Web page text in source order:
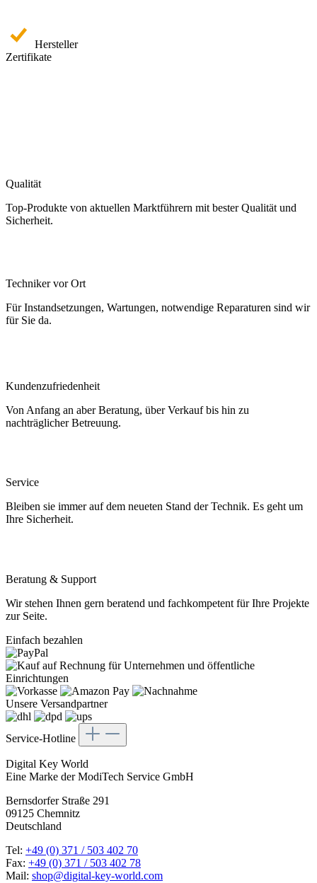
Hersteller
Zertifikate
Qualität
Top-Produkte von aktuellen Marktführern mit bester Qualität und
Sicherheit.
Techniker vor Ort
Für Instandsetzungen, Wartungen, notwendige Reparaturen sind wir
für Sie da.
Kundenzufriedenheit
Von Anfang an aber Beratung, über Verkauf bis hin zu
nachträglicher Betreuung.
Service
Bleiben sie immer auf dem neueten Stand der Technik. Es geht um
Ihre Sicherheit.
Beratung & Support
Wir stehen Ihnen gern beratend und fachkompetent für Ihre Projekte
zur Seite.
Einfach bezahlen
Unsere Versandpartner
Service-Hotline
Digital Key World
Eine Marke der ModiTech Service GmbH
Bernsdorfer Straße 291
09125 Chemnitz
Deutschland
Tel: +49 (0) 371 / 503 402 70
Fax: +49 (0) 371 / 503 402 78
Mail: shop@digital-key-world.com